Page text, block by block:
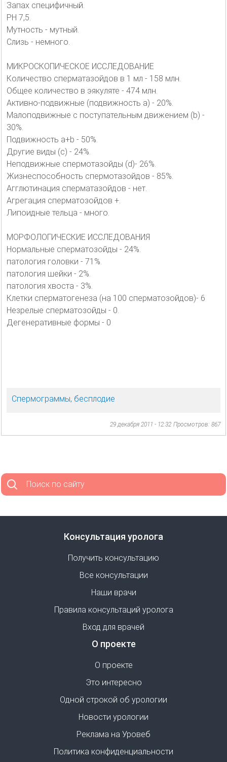
Запах специфичный.
PH 7,5.
Мутность - мутный.
Слизь - немного.
МИКРОСКОПИЧЕСКОЕ ИССЛЕДОВАНИЕ
Количество сперматазойдов в 1 мл - 158 млн.
Общее количество в эякуляте - 474 млн.
Активно-подвижные (подвижность а) - 20%.
Малоподвижные с поступательным движением (b) -
30%.
Подвижность а+b - 50%.
Другие виды (c) - 24%.
Неподвижные спермотазойды (d)- 26%.
Жизнеспособность спермотазойдов - 85%.
Агглютинация сперматазойдов - нет.
Агрегация сперматозойдов +.
Липоидные тельца - много.
МОРФОЛОГИЧЕСКИЕ ИССЛЕДОВАНИЯ
Нормальные сперматозойды - 24%.
патология головки - 71%.
патология шейки - 2%.
патология хвоста - 3%.
Клетки сперматогенеза (на 100 сперматозойдов)- 6
Незрелые сперматозойды - 0.
Дегенеративные формы - 0
Спермограммы, бесплодие
29 декабря 2011 - 12:32 Просмотров: 867
Поиск по сайту
Консультация уролога
Получить консультацию
Все консультации
Наши врачи
Правила консультаций уролога
Вход для врачей
О проекте
О проекте
Это интересно
Одной строкой об урологии
Новости урологии
Реклама на Уровеб
Политика конфиденциальности